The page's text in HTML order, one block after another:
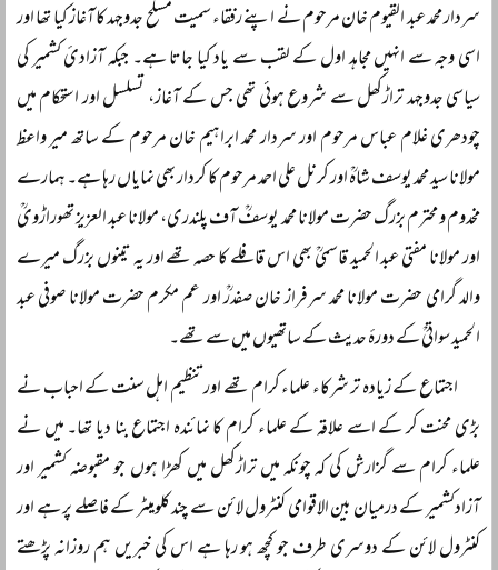
سردار محمد عبد القیوم خان مرحوم نے اپنے رفقاء سمیت مسلح جدوجہد کا آغاز کیا تھا اور
اسی وجہ سے انہیں مجاہد اول کے لقب سے یاد کیا جاتا ہے۔ جبکہ آزادیٔ کشمیر کی
سیاسی جدوجہد تراڑکھل سے شروع ہوئی تھی جس کے آغاز، تسلسل اور استحکام میں
چودھری غلام عباس مرحوم اور سردار محمد ابراہیم خان مرحوم کے ساتھ میر واعظ
مولانا سید محمد یوسف شاہؒ اور کرنل علی احمد مرحوم کا کردار بھی نمایاں رہا ہے۔ ہمارے
مخدوم و محترم بزرگ حضرت مولانا محمد یوسفؒ آف پلندری، مولانا عبد العزیز تھوراڑویؒ
اور مولانا مفتی عبد الحمید قاسمیؒ بھی اس قافلے کا حصہ تھے اور یہ تینوں بزرگ میرے
والد گرامی حضرت مولانا محمد سرفراز خان صفدرؒ اور عم مکرم حضرت مولانا صوفی عبد
الحمید سواتیؒ کے دورۂ حدیث کے ساتھیوں میں سے تھے۔
اجتماع کے زیادہ تر شرکاء علماء کرام تھے اور تنظیم اہل سنت کے احباب نے
بڑی محنت کر کے اسے علاقہ کے علماء کرام کا نمائندہ اجتماع بنا دیا تھا۔ میں نے
علماء کرام سے گزارش کی کہ چونکہ میں تراڑکھل میں کھڑا ہوں جو مقبوضہ کشمیر اور
آزادکشمیر کے درمیان بین الاقوامی کنٹرول لائن سے چند کلومیٹر کے فاصلے پر ہے اور
کنٹرول لائن کے دوسری طرف جو کچھ ہو رہا ہے اس کی خبریں ہم روزانہ پڑھتے